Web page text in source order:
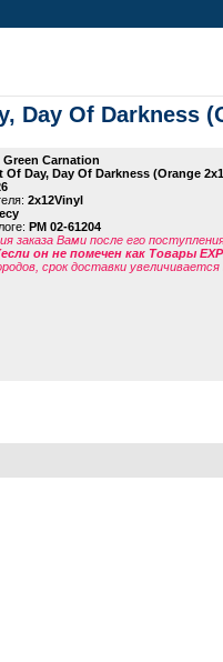
Day Of Darkness
Green Carnation
Of Day, Day Of Darkness (Orange
2x12Vinyl
PM 02-61204
заказа Вами после его
он не помечен как Товары
срок доставки